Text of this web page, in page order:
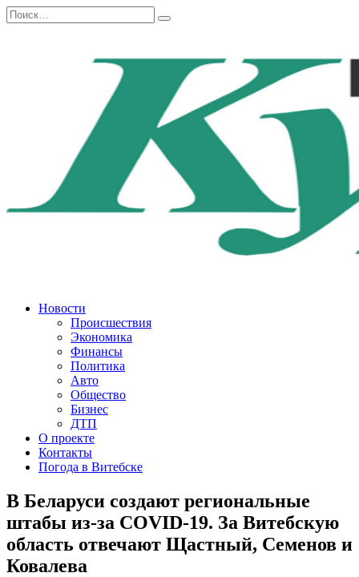
Перейти
к
Search
for:
Новости
Происшествия
Экономика
Финансы
Политика
Авто
Общество
Бизнес
ДТП
О проекте
Контакты
Погода в Витебске
В Беларуси создают региональные
штабы из-за COVID-19. За Витебскую
область отвечают Щастный, Семенов и
Ковалева